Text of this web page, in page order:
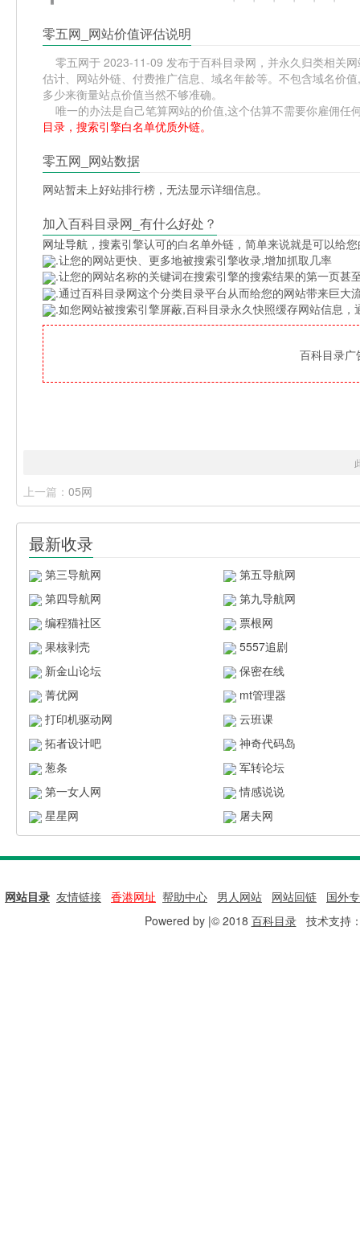
零五网_网站价值评估说明
零五网于 2023-11-09 发布于百科目录网，并永久归类相关
估计、网站外链、付费推广信息、域名年龄等。不包含域名价
多少来衡量站点价值当然不够准确。
唯一的办法是自己笔算网站的价值,这个估算不需要你雇佣任
目录，搜索引擎白名单优质外链。
零五网_网站数据
网站暂未上好站排行榜，无法显示详细信息。
加入百科目录网_有什么好处？
网址导航 ，搜素引擎认可的白名单外链，简单来说就是可以给
.让您的网站更快、更多地被搜索引擎收录,增加抓取几率
.让您的网站名称的关键词在搜索引擎的搜索结果的第一页甚
.通过百科目录网这个分类目录平台从而给您的网站带来巨大
.如您网站被搜索引擎屏蔽,百科目录永久快照缓存网站信息
百科目录
上一篇： 05网
最新收录
第三导航网
第五导航网
第四导航网
第九导航网
编程猫社区
票根网
果核剥壳
5557追剧
新金山论坛
保密在线
菁优网
mt管理器
打印机驱动网
云班课
拓者设计吧
神奇代码岛
葱条
军转论坛
第一女人网
情感说说
星星网
屠夫网
网站目录 友情链接 香港网址 帮助中心 男人网站 网站回链
国外
Powered by |© 2018 百科目录技术支持